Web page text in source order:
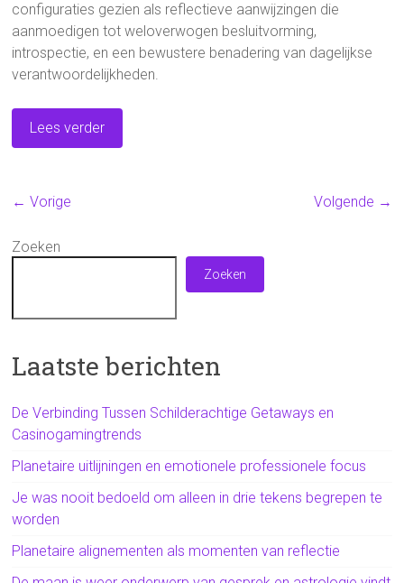
configuraties gezien als reflectieve aanwijzingen die
aanmoedigen tot weloverwogen besluitvorming,
introspectie, en een bewustere benadering van dagelijkse
verantwoordelijkheden.
Lees verder
← Vorige Volgende →
Zoeken
Zoeken
Laatste berichten
De Verbinding Tussen Schilderachtige Getaways en
Casinogamingtrends
Planetaire uitlijningen en emotionele professionele focus
Je was nooit bedoeld om alleen in drie tekens begrepen te
worden
Planetaire alignementen als momenten van reflectie